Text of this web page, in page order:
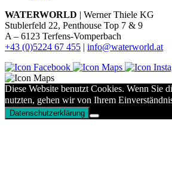
WATERWORLD | Werner Thiele KG
Stublerfeld 22, Penthouse Top 7 & 9
A – 6123 Terfens-Vomperbach
+43 (0)5224 67 455 | info@waterworld.at
Diese Website benutzt Cookies. Wenn Sie
nutzten, gehen wir von Ihrem
Datenschutzerklärung